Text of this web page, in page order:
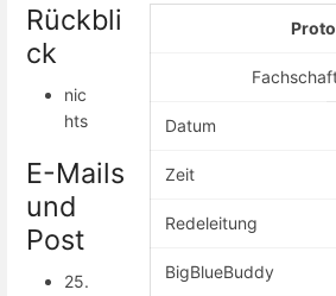
Datum
Zeit
Redeleitung
BigBlueBuddy
Rückbli
ck
nic
hts
E-Mails
und
Post
25.